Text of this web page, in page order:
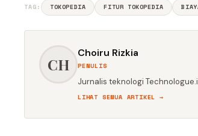
TAG: TOKOPEDIA FITUR TOKOPEDIA
CH
Choiru Rizkia
PENULIS
Jurnalis teknologi
LIHAT SEMUA ARTIKEL →